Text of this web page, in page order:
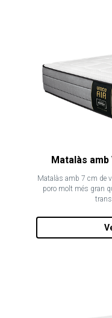
Matalàs
Matalàs amb 7 cm de
poro molt més gran